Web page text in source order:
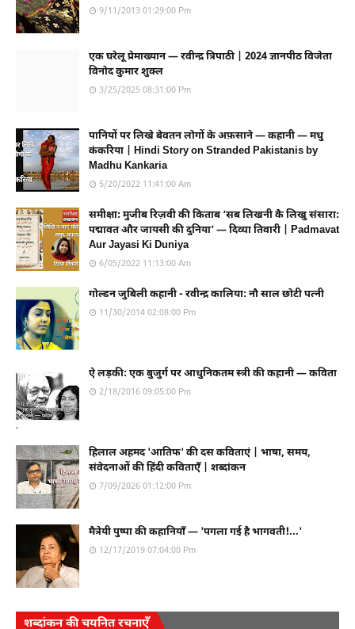
9/11/2013 01:29:00 Pm
एक घरेलू प्रेमाख्यान — रवीन्द्र त्रिपाठी | 2024 ज्ञानपीठ विजेता
विनोद कुमार शुक्ल
3/25/2025 08:31:00 Pm
पानियों पर लिखे बेवतन लोगों के अफ़साने — कहानी — मधु
कंकरिया | Hindi Story on Stranded Pakistanis by
Madhu Kankaria
5/20/2022 11:41:00 Am
समीक्षा: मुजीब रिज़वी की किताब ‘सब लिखनी कै लिखु संसारा:
पद्मावत और जायसी की दुनिया’ — दिव्या तिवारी | Padmavat
Aur Jayasi Ki Duniya
6/05/2022 11:13:00 Am
गोल्डन जुबिली कहानी - रवीन्द्र कालिया: नौ साल छोटी पत्नी
11/30/2014 02:08:00 Pm
ऐ लड़की: एक बुजुर्ग पर आधुनिकतम स्त्री की कहानी — कविता
2/18/2016 09:05:00 Pm
हिलाल अहमद 'आतिफ' की दस कविताएं | भाषा, समय,
संवेदनाओं की हिंदी कविताएँ | शब्दांकन
7/09/2026 01:12:00 Pm
मैत्रेयी पुष्पा की कहानियाँ — 'पगला गई है भागवती!...'
12/17/2019 07:04:00 Pm
शब्दांकन की चयनित रचनाएँ